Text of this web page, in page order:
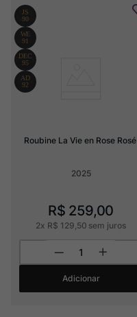
Roubine La Vie en Rose Rosé
2025
R$ 259,00
2x R$ 129 50 sem juros
Adicionar